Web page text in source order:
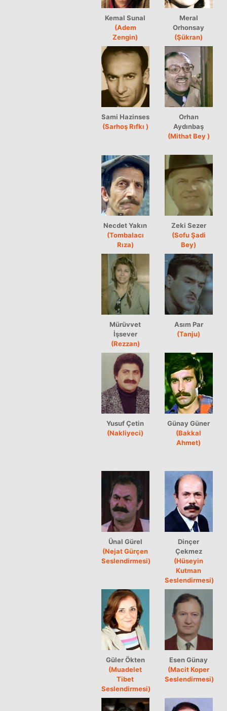
Kemal Sunal
(Adem
Zengin)
Meral
Orhonsay
(Şükran)
Sami Hazinses
(Sarhoş Rıfkı )
Orhan
Aydınbaş
(Mithat Bey )
Necdet Yakın
(Tombalacı
Rıza)
Zeki Sezer
(Sofu Şadi
Bey)
Mürüvvet
İşsever
(Rezzan)
Asım Par
(Tanju)
Yusuf Çetin
(Nakliyeci)
Günay Güner
(Bakkal
Ahmet)
Ünal Gürel
(Nejat Gürçen
Seslendirmesi)
Dinçer
Çekmez
(Hüseyin
Kutman
Seslendirmesi)
Güler Ökten
(Muadelet
Tibet
Seslendirmesi)
Esen Günay
(Macit Koper
Seslendirmesi)